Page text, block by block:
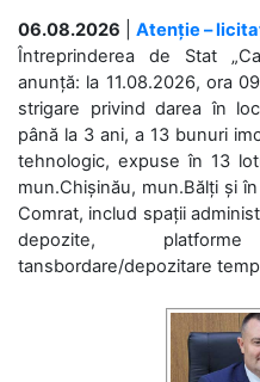
06.08.2026
Atenție –
Întreprinderea de Stat
anunță: la 11.08.2026, ora
strigare privind darea în
până la 3 ani, a 13 bunuri
tehnologic, expuse în 13
mun.Chișinău, mun.Bălți și
Comrat, includ spații
depozite,
tansbordare/depozitare